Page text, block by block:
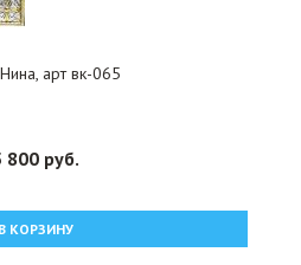
арт вк-065
800 руб.
В КОРЗИНУ